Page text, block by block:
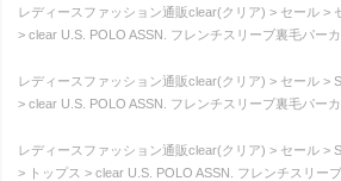
レディースファッション通販clear(クリア) セール
clear U.S. POLO ASSN. フレンチスリーブ裏毛パー
レディースファッション通販clear(クリア) セール
clear U.S. POLO ASSN. フレンチスリーブ裏毛パー
レディースファッション通販clear(クリア) セール
トップス
clear U.S. POLO ASSN. フレンチスリー